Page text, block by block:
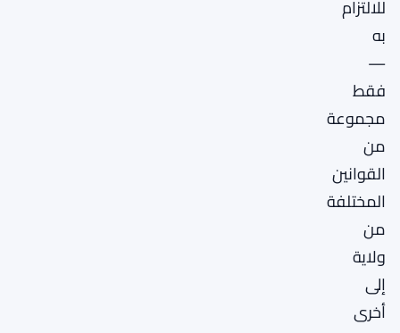
للالتزام
به
—
فقط
مجموعة
من
القوانين
المختلفة
من
ولاية
إلى
أخرى